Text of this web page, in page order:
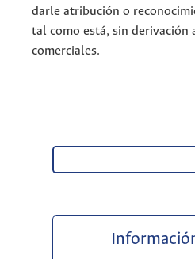
darle atribución o
tal como está, sin derivación
comerciales.